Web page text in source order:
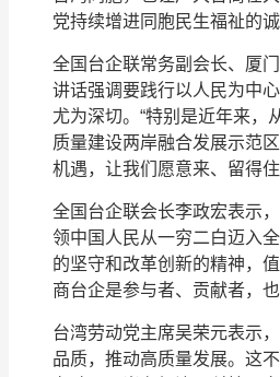
党持续增进同胞民生福祉的
全国台企联常务副会长、厦
讲话强调要践行以人民为中
尤为深切。“特别是近年来，
质量建设两岸融合发展示范
机遇，让我们愿意来、留得
全国台企联会长李政宏表示
领中国人民从一穷二白迈入
的坚守和改革创新的精神，
商台企是参与者、贡献者，
台湾劳动党主席吴荣元表示
品质，推动高质量发展。这